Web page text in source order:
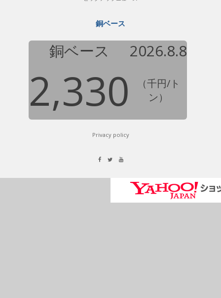
銅ベース
銅ベース 2026.8.8
2,330
（千円/ト
ン）
Privacy policy